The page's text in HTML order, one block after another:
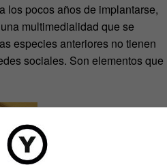
los pocos años de implantarse,
multimedialidad que se
especies anteriores no tienen
sociales. Son elementos que